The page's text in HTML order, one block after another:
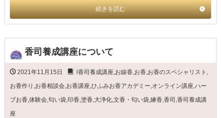
続きを読む
香司養成講座について
2021年11月15日 l香司養成講座,お線香,お香,お香のスペシャリスト ,
お香作り ,お香相談会,お香講座,ひふみお香アカデミー,オンライン講座,ハー
ブお香,体験会,匂い袋,印香,塗香,大浄化,文香・匂い袋,練香,香司 ,香司養成講
座